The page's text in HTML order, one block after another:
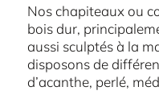
Nos chapiteaux ou
bois dur,
aussi sculptés à la
disposons de
d’acanthe, perlé,